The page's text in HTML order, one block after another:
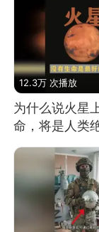
12.3万 次播放
为什么说火星
命，将是人类
始？